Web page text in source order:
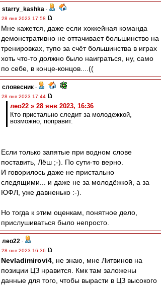
starry_kashka -
28 янв 2023 17:58
Мне кажется, даже если хоккейная команда
демонстративно не оттачивает большинство на
тренировках, тупо за счёт большинства в играх
хоть что-то должно было наиграться, ну, само
по себе, в конце-концов....((
словесник -
28 янв 2023 17:44
лео22 » 28 янв 2023, 16:36
Кто пристально следит за молодежкой,
возможно, поправит.
Если только запятые при водном слове
поставить, Лёш ;-). По сути-то верно.
И говорилось даже не пристально
следящими... и даже не за молодёжкой, а за
ЮФЛ, уже давненько :-).
Но тогда к этим оценкам, понятное дело,
прислушиваться было непросто.
лео22 -
28 янв 2023 16:36
Nevladimirovi4 , не знаю, мне Литвинов на
позиции ЦЗ нравится. Кмк там заложены
данные для того, чтобы вырасти в ЦЗ высокого